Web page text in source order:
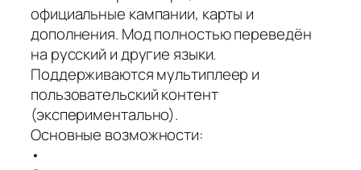
официальные кампании, карты и
дополнения. Мод полностью переведён
на русский и другие языки.
Поддерживаются мультиплеер и
пользовательский контент
(экспериментально).
Основные возможности:
•